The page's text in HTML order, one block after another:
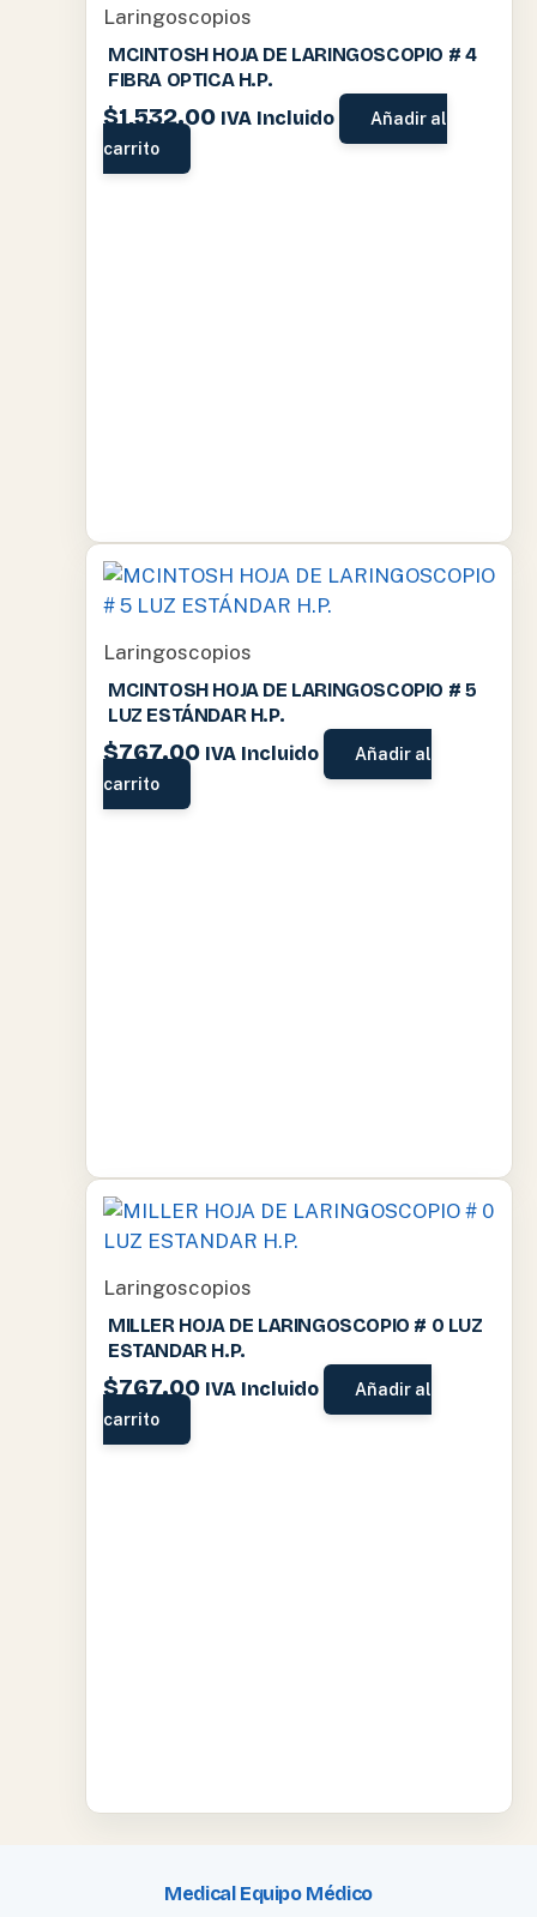
Laringoscopios
MCINTOSH HOJA DE LARINGOSCOPIO # 4
FIBRA OPTICA H.P.
$1,532.00 IVA Incluido
Añadir al
carrito
Laringoscopios
MCINTOSH HOJA DE LARINGOSCOPIO # 5
LUZ ESTÁNDAR H.P.
$767.00 IVA Incluido
Añadir al
carrito
Laringoscopios
MILLER HOJA DE LARINGOSCOPIO # 0 LUZ
ESTANDAR H.P.
$767.00 IVA Incluido
Añadir al
carrito
Medical Equipo Médico